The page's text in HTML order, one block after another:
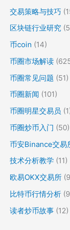
交易策略与技巧
区块链行业研究
币coin (14)
币圈市场解读
币圈常见问题 (51)
币圈新闻 (101)
币圈明星交易员
币圈炒币入门 (50)
币安Binance交易
技术分析教学 (11)
欧易OKX交易所
比特币行情分析
读者炒币故事 (12)